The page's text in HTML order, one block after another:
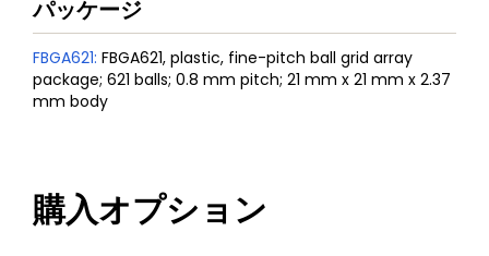
パッケージ
FBGA621: FBGA621, plastic, fine-pitch ball grid array
package; 621 balls; 0.8 mm pitch; 21 mm x 21 mm x 2.37
mm body
購入オプション